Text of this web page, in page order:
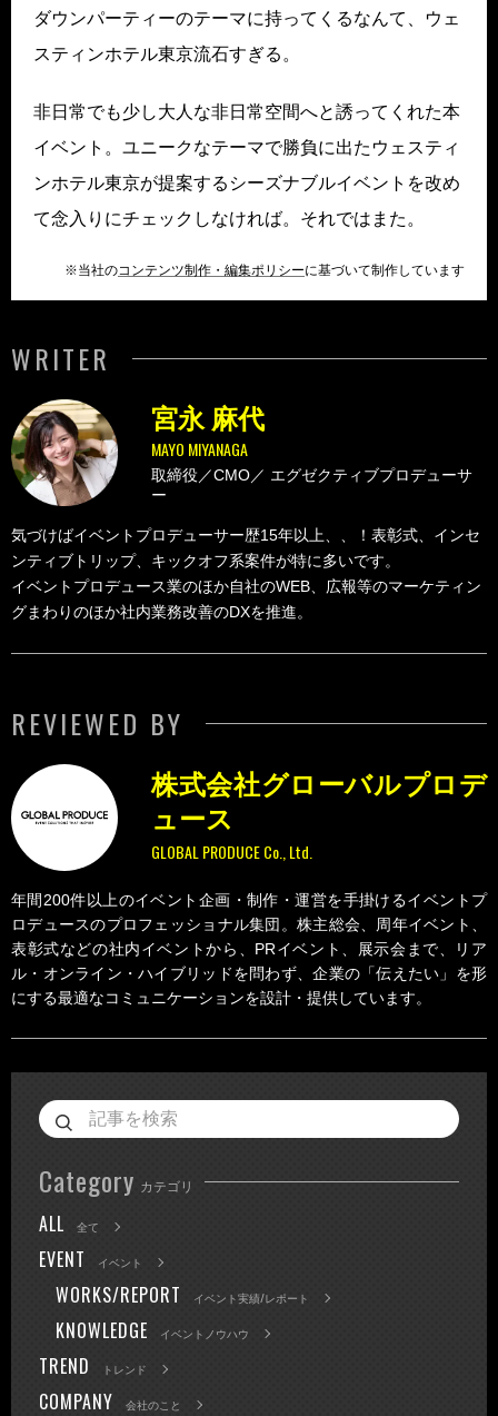
ダウンパーティーのテーマに持ってくるなんて、ウェ
スティンホテル東京流石すぎる。
非日常でも少し大人な非日常空間へと誘ってくれた本
イベント。ユニークなテーマで勝負に出たウェスティ
ンホテル東京が提案するシーズナブルイベントを改め
て念入りにチェックしなければ。それではまた。
※当社のコンテンツ制作・編集ポリシーに基づいて制作しています
WRITER
MAYO MIYANAGA
宮永 麻代
取締役／CMO／ エグゼクティブプロデューサ
ー
気づけばイベントプロデューサー歴15年以上、、！表彰式、インセ
ンティブトリップ、キックオフ系案件が特に多いです。
イベントプロデュース業のほか自社のWEB、広報等のマーケティン
グまわりのほか社内業務改善のDXを推進。
REVIEWED BY
GLOBAL PRODUCE Co., Ltd.
株式会社グローバルプロデ
ュース
年間200件以上のイベント企画・制作・運営を手掛けるイベントプ
ロデュースのプロフェッショナル集団。株主総会、周年イベント、
表彰式などの社内イベントから、PRイベント、展示会まで、リア
ル・オンライン・ハイブリッドを問わず、企業の「伝えたい」を形
にする最適なコミュニケーションを設計・提供しています。
Category カテゴリ
ALL 全て
EVENT イベント
WORKS/REPORT イベント実績/レポート
KNOWLEDGE イベントノウハウ
TREND トレンド
COMPANY 会社のこと